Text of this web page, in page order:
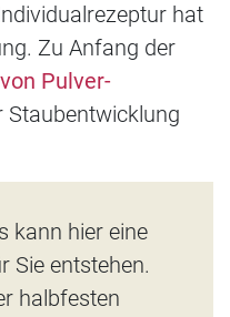
hat
Zu Anfang der
Pulver-
Staubentwicklung
kann hier eine
Sie entstehen.
halbfesten